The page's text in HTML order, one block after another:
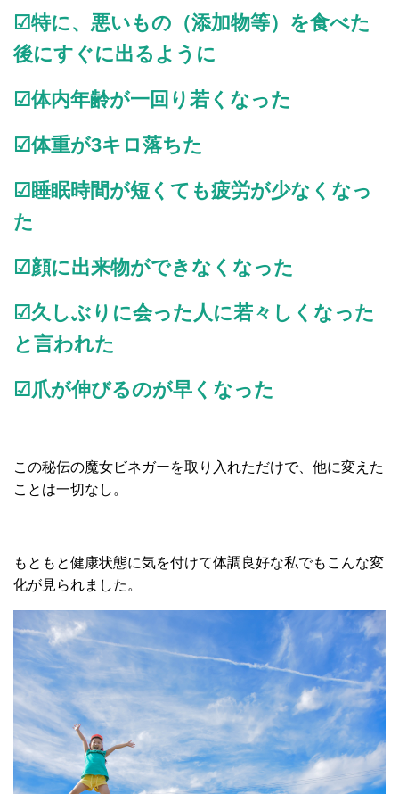
☑特に、悪いもの（添加物等）を食べた
後にすぐに出るように
☑体内年齢が一回り若くなった
☑体重が3キロ落ちた
☑睡眠時間が短くても疲労が少なくなっ
た
☑顔に出来物ができなくなった
☑久しぶりに会った人に若々しくなった
と言われた
☑爪が伸びるのが早くなった
この秘伝の魔女ビネガーを取り入れただけで、他に変えた
ことは一切なし。
もともと健康状態に気を付けて体調良好な私でもこんな変
化が見られました。